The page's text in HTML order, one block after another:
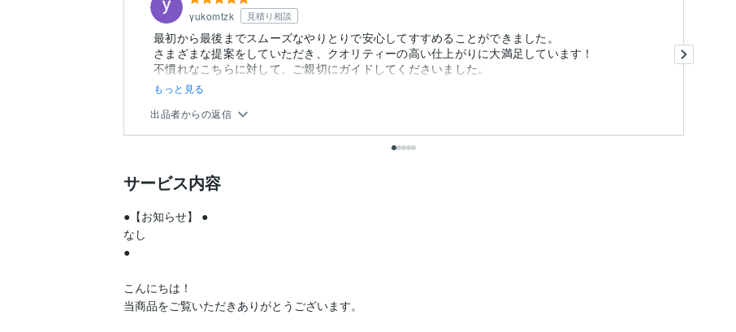
yukomtzk 見積り相談
最初から最後までスムーズなやりとりで安心してすすめることができました。
さまざまな提案をしていただき、クオリティーの高い仕上がりに大満足しています！
不慣れなこちらに対して、ご親切にガイドしてくださいました。
もっと見る
出品者からの返信
サービス内容
●【お知らせ】 ●
なし
●
こんにちは！
当商品をご覧いただきありがとうございます。